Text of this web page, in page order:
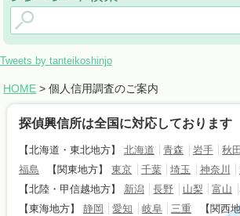
Tweets by tanteikoshinjo
HOME > 個人信用調査のご案内
探偵興信所は全国に対応しております
【北海道・東北地方】 北海道 青森 岩手 秋田
福島
【関東地方】 東京 千葉 埼玉 神奈川
【北陸・甲信越地方】
新潟 長野 山梨 富山
【東海地方】
静岡 愛知 岐阜 三重 【関西